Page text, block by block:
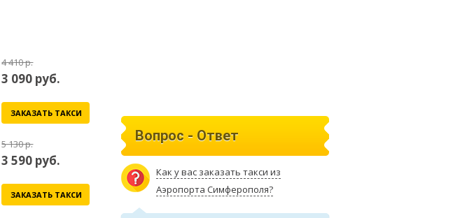
4 410 р.
3 090 руб.
ЗАКАЗАТЬ ТАКСИ
5 130 р.
3 590 руб.
ЗАКАЗАТЬ ТАКСИ
Вопрос - Ответ
Как у вас заказать такси из
Аэропорта Симферополя?